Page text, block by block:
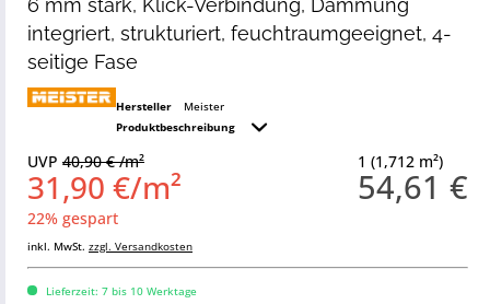
6 mm stark, Klick-Verbindung, Dämmung
integriert, strukturiert, feuchtraumgeeignet, 4-
seitige Fase
Hersteller
Meister
Produktbeschreibung
1 (1,712 m²)
54,61 €
UVP 40,90 € /m²
31,90 €/m²
22% gespart
inkl. MwSt. zzgl. Versandkosten
Lieferzeit: 7 bis 10 Werktage